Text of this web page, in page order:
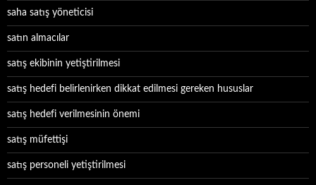
saha satış yöneticisi
satın almacılar
satış ekibinin yetiştirilmesi
satış hedefi belirlenirken dikkat edilmesi gereken hususlar
satış hedefi verilmesinin önemi
satış müfettişi
satış personeli yetiştirilmesi